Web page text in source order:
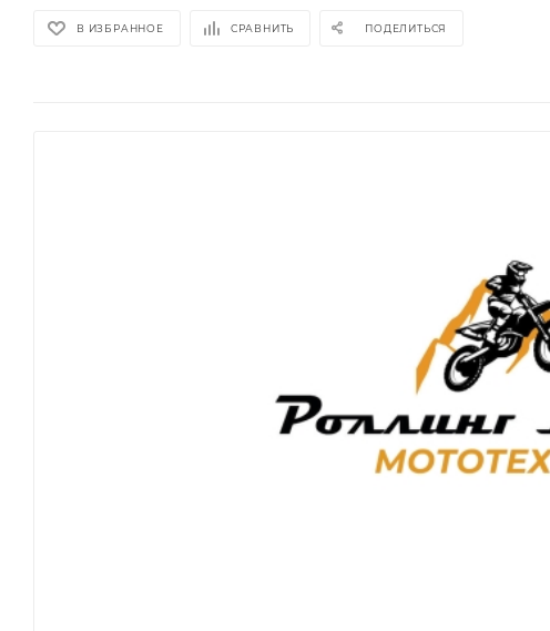
В ИЗБРАННОЕ СРАВНИТЬ ПОДЕЛИТЬСЯ